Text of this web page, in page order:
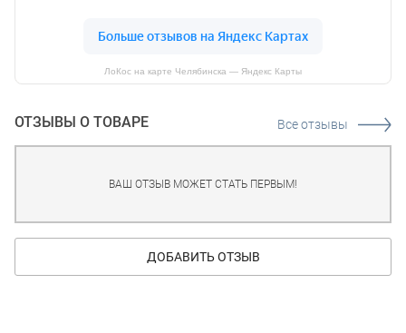
ЛоКос на карте Челябинска — Яндекс Карты
ОТЗЫВЫ О ТОВАРЕ Все отзывы
ВАШ ОТЗЫВ МОЖЕТ СТАТЬ ПЕРВЫМ!
ДОБАВИТЬ ОТЗЫВ